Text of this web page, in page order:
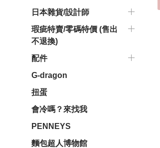
日本雜貨/設計師
瑕疵特賣/零碼特價 (售出
不退換)
配件
G-dragon
扭蛋
會冷嗎？來找我
PENNEYS
麵包超人博物館